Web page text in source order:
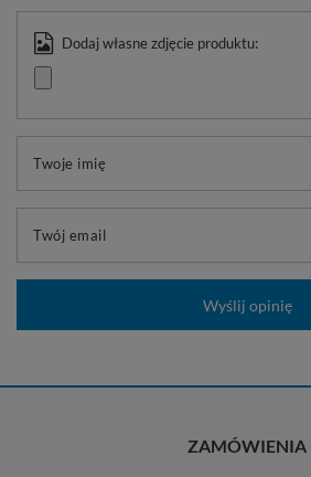
Dodaj własne zdjęcie produktu:
Twoje imię
Twój email
Wyślij opinię
ZAMÓWIENIA